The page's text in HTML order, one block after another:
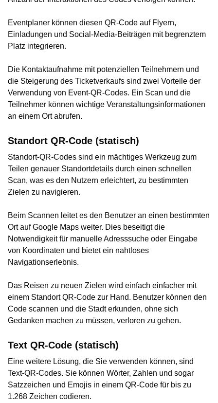
Eventplaner können diesen QR-Code auf Flyern,
Einladungen und Social-Media-Beiträgen mit begrenztem
Platz integrieren.
Die Kontaktaufnahme mit potenziellen Teilnehmern und
die Steigerung des Ticketverkaufs sind zwei Vorteile der
Verwendung von Event-QR-Codes. Ein Scan und die
Teilnehmer können wichtige Veranstaltungsinformationen
an einem Ort abrufen.
Standort QR-Code (statisch)
Standort-QR-Codes sind ein mächtiges Werkzeug zum
Teilen genauer Standortdetails durch einen schnellen
Scan, was es den Nutzern erleichtert, zu bestimmten
Zielen zu navigieren.
Beim Scannen leitet es den Benutzer an einen bestimmten
Ort auf Google Maps weiter. Dies beseitigt die
Notwendigkeit für manuelle Adresssuche oder Eingabe
von Koordinaten und bietet ein nahtloses
Navigationserlebnis.
Das Reisen zu neuen Zielen wird einfach einfacher mit
einem Standort QR-Code zur Hand. Benutzer können den
Code scannen und die Stadt erkunden, ohne sich
Gedanken machen zu müssen, verloren zu gehen.
Text QR-Code (statisch)
Eine weitere Lösung, die Sie verwenden können, sind
Text-QR-Codes. Sie können Wörter, Zahlen und sogar
Satzzeichen und Emojis in einem QR-Code für bis zu
1.268 Zeichen codieren.